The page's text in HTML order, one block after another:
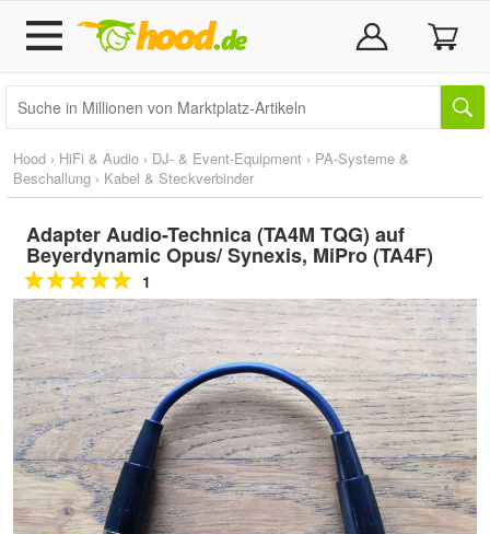
Hood › HiFi & Audio › DJ- & Event-Equipment › PA-Systeme &
Beschallung › Kabel & Steckverbinder
Adapter Audio-Technica (TA4M TQG) auf
Beyerdynamic Opus/ Synexis, MiPro (TA4F)
1